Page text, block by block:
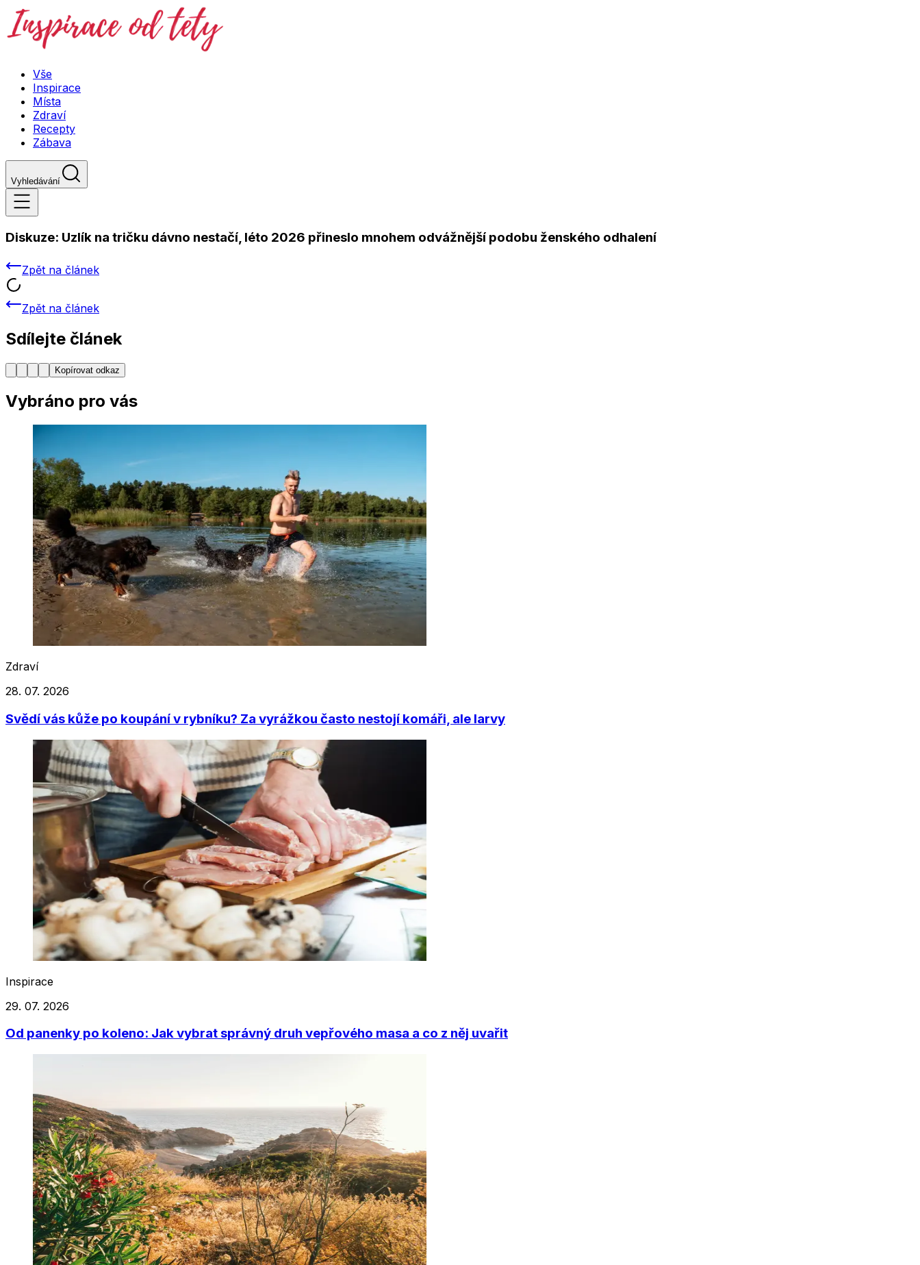
Vše
Inspirace
Místa
Zdraví
Recepty
Zábava
Vyhledávání
Diskuze: Uzlík na tričku dávno nestačí, léto 2026 přineslo mnohem odvážnější podobu ženského odhalení
Zpět na článek
Zpět na článek
Sdílejte článek
Kopírovat odkaz
Vybráno pro vás
Zdraví
28. 07. 2026
Svědí vás kůže po koupání v rybníku? Za vyrážkou často nestojí komáři, ale larvy
Inspirace
29. 07. 2026
Od panenky po koleno: Jak vybrat správný druh vepřového masa a co z něj uvařit